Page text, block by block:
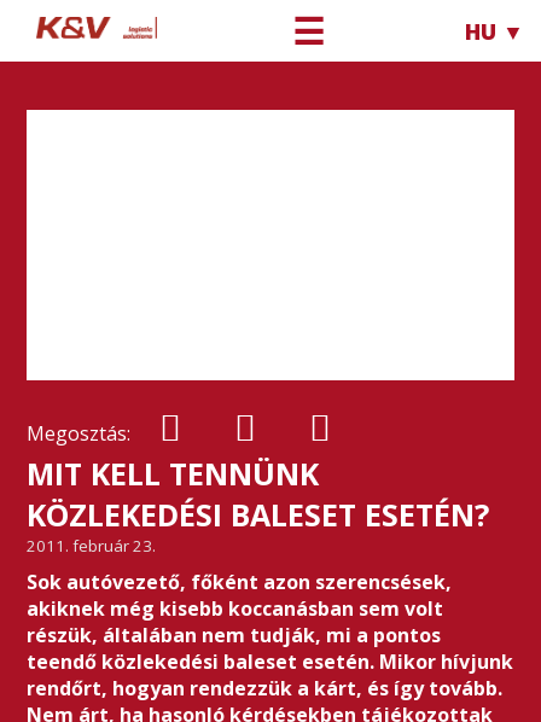
☰ HU ▼
Megosztás:
MIT KELL TENNÜNK
KÖZLEKEDÉSI BALESET ESETÉN?
2011. február 23.
Sok autóvezető, főként azon szerencsések,
akiknek még kisebb koccanásban sem volt
részük, általában nem tudják, mi a pontos
teendő közlekedési baleset esetén. Mikor hívjunk
rendőrt, hogyan rendezzük a kárt, és így tovább.
Nem árt, ha hasonló kérdésekben tájékozottak